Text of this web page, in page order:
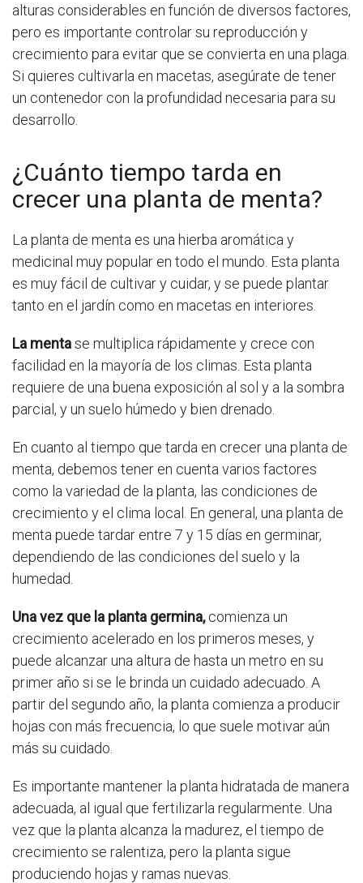
alturas considerables en función de diversos factores,
pero es importante controlar su reproducción y
crecimiento para evitar que se convierta en una plaga.
Si quieres cultivarla en macetas, asegúrate de tener
un contenedor con la profundidad necesaria para su
desarrollo.
¿Cuánto tiempo tarda en
crecer una planta de menta?
La planta de menta es una hierba aromática y
medicinal muy popular en todo el mundo. Esta planta
es muy fácil de cultivar y cuidar, y se puede plantar
tanto en el jardín como en macetas en interiores.
La mentase multiplica rápidamente y crece con
facilidad en la mayoría de los climas. Esta planta
requiere de una buena exposición al sol y a la sombra
parcial, y un suelo húmedo y bien drenado.
En cuanto al tiempo que tarda en crecer una planta de
menta, debemos tener en cuenta varios factores
como la variedad de la planta, las condiciones de
crecimiento y el clima local. En general, una planta de
menta puede tardar entre 7 y 15 días en germinar,
dependiendo de las condiciones del suelo y la
humedad.
Una vez que la planta germina,comienza un
crecimiento acelerado en los primeros meses, y
puede alcanzar una altura de hasta un metro en su
primer año si se le brinda un cuidado adecuado. A
partir del segundo año, la planta comienza a producir
hojas con más frecuencia, lo que suele motivar aún
más su cuidado.
Es importante mantener la planta hidratada de manera
adecuada, al igual que fertilizarla regularmente. Una
vez que la planta alcanza la madurez, el tiempo de
crecimiento se ralentiza, pero la planta sigue
produciendo hojas y ramas nuevas.